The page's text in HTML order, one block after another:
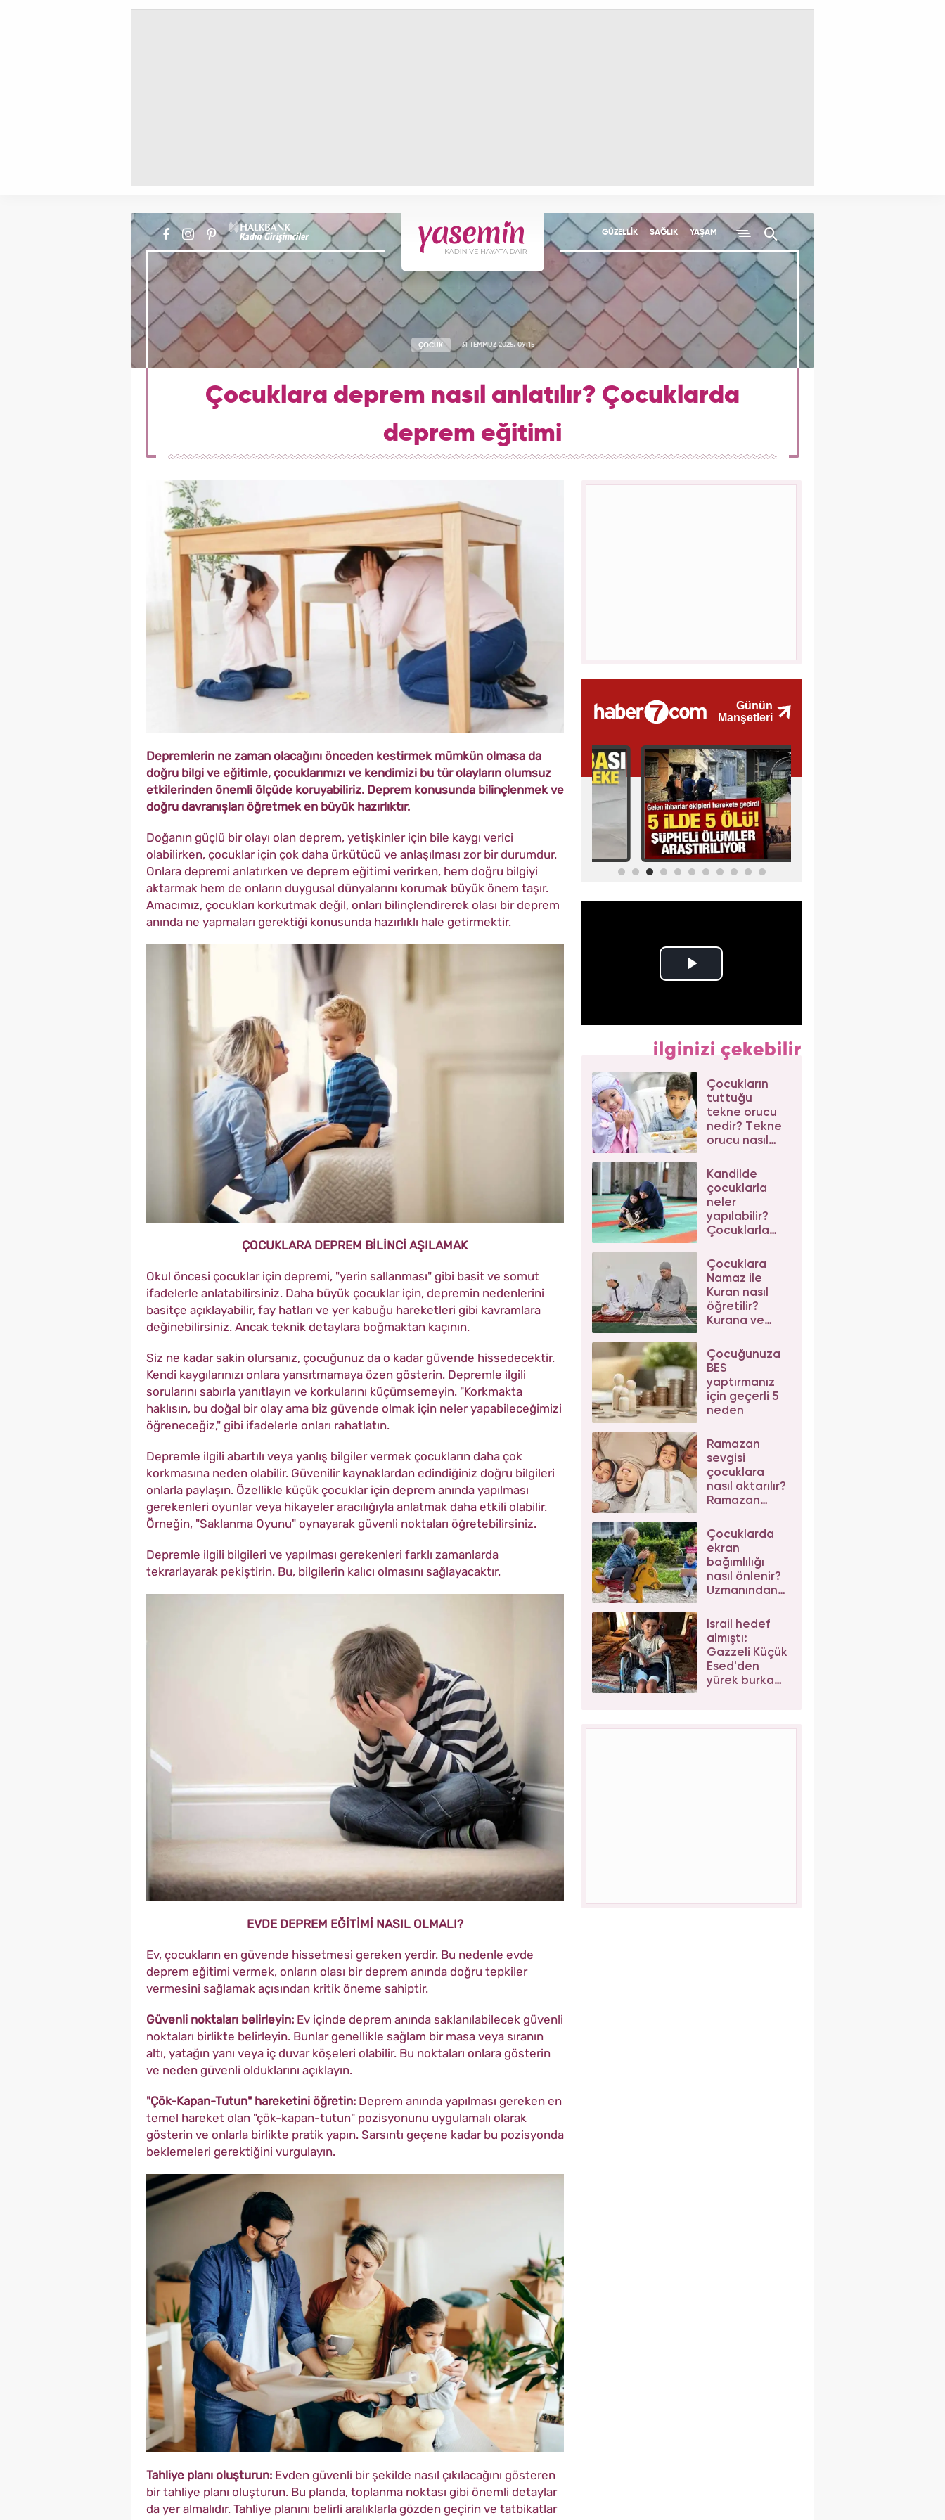
GÜZELLİK SAĞLIK YAŞAM
ÇOCUK 31 TEMMUZ 2025, 09:15
Çocuklara deprem nasıl anlatılır? Çocuklarda
deprem eğitimi
Depremlerin ne zaman olacağını önceden kestirmek mümkün olmasa da
doğru bilgi ve eğitimle, çocuklarımızı ve kendimizi bu tür olayların olumsuz
etkilerinden önemli ölçüde koruyabiliriz. Deprem konusunda bilinçlenmek ve
doğru davranışları öğretmek en büyük hazırlıktır.
Doğanın güçlü bir olayı olan deprem, yetişkinler için bile kaygı verici
olabilirken, çocuklar için çok daha ürkütücü ve anlaşılması zor bir durumdur.
Onlara depremi anlatırken ve deprem eğitimi verirken, hem doğru bilgiyi
aktarmak hem de onların duygusal dünyalarını korumak büyük önem taşır.
Amacımız, çocukları korkutmak değil, onları bilinçlendirerek olası bir deprem
anında ne yapmaları gerektiği konusunda hazırlıklı hale getirmektir.
ÇOCUKLARA DEPREM BİLİNCİ AŞILAMAK
Okul öncesi çocuklar için depremi, "yerin sallanması" gibi basit ve somut
ifadelerle anlatabilirsiniz. Daha büyük çocuklar için, depremin nedenlerini
basitçe açıklayabilir, fay hatları ve yer kabuğu hareketleri gibi kavramlara
değinebilirsiniz. Ancak teknik detaylara boğmaktan kaçının.
Siz ne kadar sakin olursanız, çocuğunuz da o kadar güvende hissedecektir.
Kendi kaygılarınızı onlara yansıtmamaya özen gösterin. Depremle ilgili
sorularını sabırla yanıtlayın ve korkularını küçümsemeyin. "Korkmakta
haklısın, bu doğal bir olay ama biz güvende olmak için neler yapabileceğimizi
öğreneceğiz," gibi ifadelerle onları rahatlatın.
Depremle ilgili abartılı veya yanlış bilgiler vermek çocukların daha çok
korkmasına neden olabilir. Güvenilir kaynaklardan edindiğiniz doğru bilgileri
onlarla paylaşın. Özellikle küçük çocuklar için deprem anında yapılması
gerekenleri oyunlar veya hikayeler aracılığıyla anlatmak daha etkili olabilir.
Örneğin, "Saklanma Oyunu" oynayarak güvenli noktaları öğretebilirsiniz.
Depremle ilgili bilgileri ve yapılması gerekenleri farklı zamanlarda
tekrarlayarak pekiştirin. Bu, bilgilerin kalıcı olmasını sağlayacaktır.
EVDE DEPREM EĞİTİMİ NASIL OLMALI?
Ev, çocukların en güvende hissetmesi gereken yerdir. Bu nedenle evde
deprem eğitimi vermek, onların olası bir deprem anında doğru tepkiler
vermesini sağlamak açısından kritik öneme sahiptir.
Güvenli noktaları belirleyin: Ev içinde deprem anında saklanılabilecek güvenli
noktaları birlikte belirleyin. Bunlar genellikle sağlam bir masa veya sıranın
altı, yatağın yanı veya iç duvar köşeleri olabilir. Bu noktaları onlara gösterin
ve neden güvenli olduklarını açıklayın.
"Çök-Kapan-Tutun" hareketini öğretin: Deprem anında yapılması gereken en
temel hareket olan "çök-kapan-tutun" pozisyonunu uygulamalı olarak
gösterin ve onlarla birlikte pratik yapın. Sarsıntı geçene kadar bu pozisyonda
beklemeleri gerektiğini vurgulayın.
Tahliye planı oluşturun: Evden güvenli bir şekilde nasıl çıkılacağını gösteren
bir tahliye planı oluşturun. Bu planda, toplanma noktası gibi önemli detaylar
da yer almalıdır. Tahliye planını belirli aralıklarla gözden geçirin ve tatbikatlar
ilginizi çekebilir
Çocukların
tuttuğu
tekne orucu
nedir? Tekne
orucu nasıl
Sahurda
çocuklar ne
yemeli?
Kandilde
çocuklarla
neler
yapılabilir?
Çocuklarla
etkinlikleri
Çocuklara
Namaz ile
Kuran nasıl
öğretilir?
Kurana ve
alıştırmak
için...
Çocuğunuza
BES
yaptırmanız
için geçerli 5
neden
Ramazan
sevgisi
çocuklara
nasıl aktarılır?
Ramazan
çocuklara
aktarmada 3
ipucu...
Çocuklarda
ekran
bağımlılığı
nasıl önlenir?
Uzmanından
açıklama
İsrail hedef
almıştı:
Gazzeli Küçük
Esed'den
yürek burkan